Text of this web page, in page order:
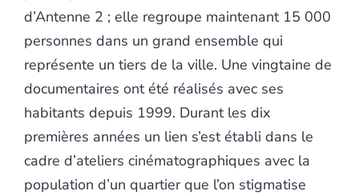
d’Antenne 2 ; elle regroupe maintenant 15 000
personnes dans un grand ensemble qui
représente un tiers de la ville. Une vingtaine de
documentaires ont été réalisés avec ses
habitants depuis 1999. Durant les dix
premières années un lien s’est établi dans le
cadre d’ateliers cinématographiques avec la
population d’un quartier que l’on stigmatise